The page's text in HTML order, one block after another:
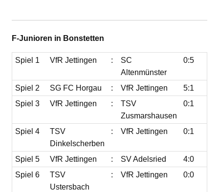
F-Junioren in Bonstetten
Spiel 1 VfR Jettingen :
SC
Altenmünster
0:5
Spiel 2 SG FC Horgau : VfR Jettingen
5:1
Spiel 3
VfR Jettingen :
TSV
Zusmarshausen
0:1
Spiel 4
TSV
Dinkelscherben
: VfR Jettingen 0:1
Spiel 5 VfR Jettingen : SV Adelsried
4:0
Spiel 6
TSV
Ustersbach
: VfR Jettingen 0:0